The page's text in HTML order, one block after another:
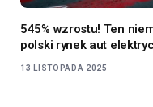
545% wzrostu! Ten
polski rynek aut
13 LISTOPADA 2025